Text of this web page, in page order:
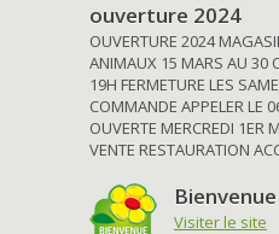
ouverture 2024
OUVERTURE 2024
ANIMAUX 15 MARS AU 30
19H FERMETURE LES
COMMANDE APPELER LE
OUVERTE MERCREDI 1ER
VENTE RESTAURATION
Visiter le site